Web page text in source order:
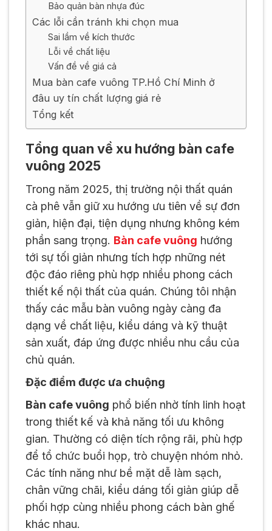
Bảo quản bàn nhựa đúc
Các lỗi cần tránh khi chọn mua
Sai lầm về kích thước
Lỗi về chất liệu
Vấn đề về giá cả
Mua bàn cafe vuông TP.Hồ Chí Minh ở
đâu uy tín chất lượng giá rẻ
Tổng kết
Tổng quan về xu hướng bàn cafe
vuông 2025
Trong năm 2025, thị trường nội thất quán
cà phê vẫn giữ xu hướng ưu tiên về sự đơn
giản, hiện đại, tiện dụng nhưng không kém
phần sang trọng. Bàn cafe vuông hướng
tới sự tối giản nhưng tích hợp những nét
độc đáo riêng phù hợp nhiều phong cách
thiết kế nội thất của quán. Chúng tôi nhận
thấy các mẫu bàn vuông ngày càng đa
dạng về chất liệu, kiểu dáng và kỹ thuật
sản xuất, đáp ứng được nhiều nhu cầu của
chủ quán.
Đặc điểm được ưa chuộng
Bàn cafe vuông phổ biến nhờ tính linh hoạt
trong thiết kế và khả năng tối ưu không
gian. Thường có diện tích rộng rãi, phù hợp
để tổ chức buổi họp, trò chuyện nhóm nhỏ.
Các tính năng như bề mặt dễ làm sạch,
chân vững chãi, kiểu dáng tối giản giúp dễ
phối hợp cùng nhiều phong cách bàn ghế
khác nhau.